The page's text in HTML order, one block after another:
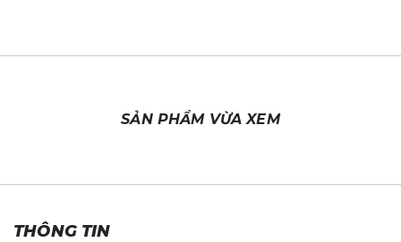
SẢN PHẨM VỪA XEM
THÔNG TIN